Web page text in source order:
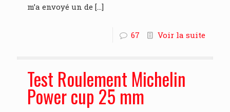
m’a envoyé un de […]
67 Voir la suite
Test Roulement Michelin
Power cup 25 mm